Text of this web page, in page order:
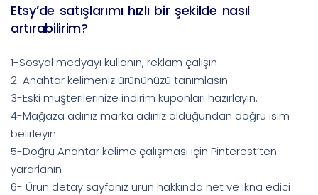
Etsy’de satışlarımı hızlı bir şekilde nasıl
artırabilirim?
1-Sosyal medyayı kullanın, reklam çalışın
2-Anahtar kelimeniz ürününüzü tanımlasın
3-Eski müşterilerinize indirim kuponları hazırlayın.
4-Mağaza adınız marka adınız olduğundan doğru isim
belirleyin.
5-Doğru Anahtar kelime çalışması için Pinterest’ten
yararlanın
6- Ürün detay sayfanız ürün hakkında net ve ikna edici